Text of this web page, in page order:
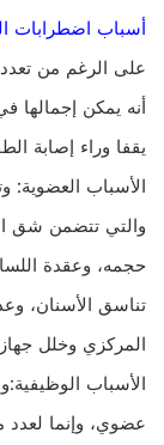
أسباب اضطرابات
على الرغم من
أنه يمكن إجمالها
يقفا وراء إصابة
الأسباب
والتي تتضمن شق
حجمه، وعقدة
تناسق الأسنان،
المركزي وخلل
الأسباب
عضوي، وإنما لعدد